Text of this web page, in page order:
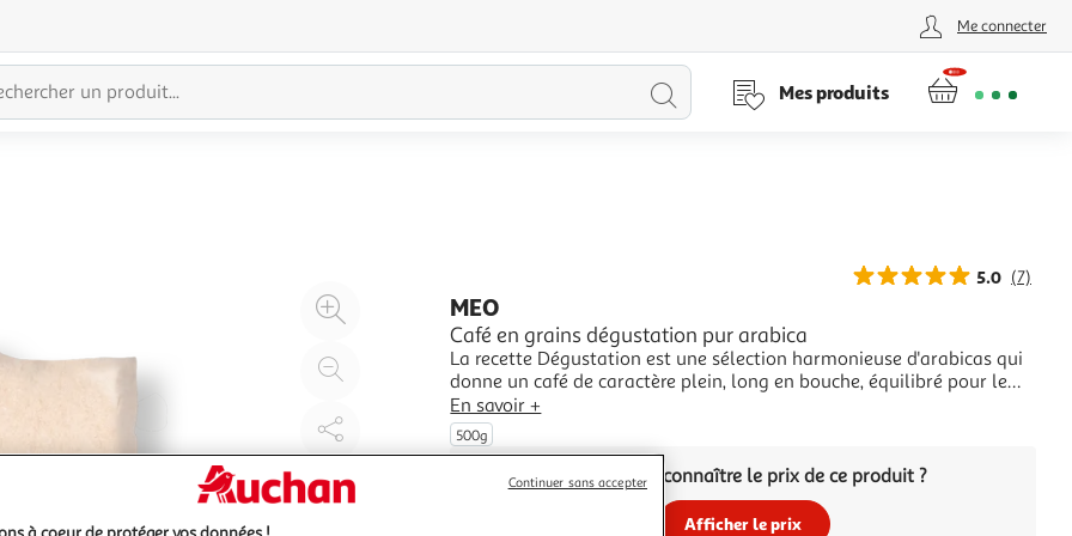
Me connecter
Lancer
Mes produits
Agrandir
l'illustration
l'illustration
100
%
Partager
le
produit
5.0 (7)
MEO
Café en grains dégustation pur arabica
La recette Dégustation est une sélection harmonieuse d'arabicas qui
donne un café de caractère plein, long en bouche, équilibré pour le
petit déjeuner.
En savoir +
500g
Vous voulez connaître le prix de ce produit ?
Afficher le prix
Continuer sans accepter